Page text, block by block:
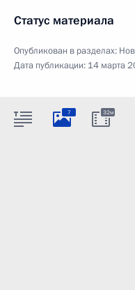
Статус материала
Опубликован в разделах:
Дата публикации: 14 марта
7 32м